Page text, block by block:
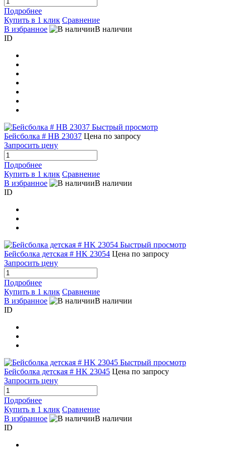
Подробнее
Купить в 1 клик Сравнение
В избранное
В наличии
ID
Быстрый просмотр
Бейсболка # HB 23037 Цена по запросу
Запросить цену
Подробнее
Купить в 1 клик Сравнение
В избранное
В наличии
ID
Быстрый просмотр
Бейсболка детская # HK 23054 Цена по запросу
Запросить цену
Подробнее
Купить в 1 клик Сравнение
В избранное
В наличии
ID
Быстрый просмотр
Бейсболка детская # HK 23045 Цена по запросу
Запросить цену
Подробнее
Купить в 1 клик Сравнение
В избранное
В наличии
ID